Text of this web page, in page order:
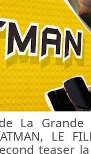
La Grande
LE
teaser